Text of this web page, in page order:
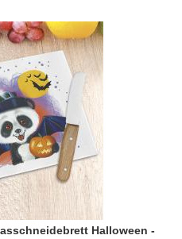
Halloween -